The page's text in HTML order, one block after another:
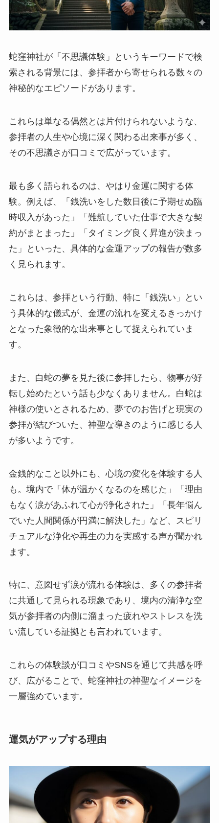
蛇窪神社が「不思議体験」というキーワードで検
索される背景には、参拝者から寄せられる数々の
神秘的なエピソードがあります。
これらは単なる偶然とは片付けられないような、
参拝者の人生や心境に深く関わる出来事が多く、
その不思議さが口コミで広がっています。
最も多く語られるのは、やはり金運に関する体
験。例えば、「銭洗いをした数日後に予期せぬ臨
時収入があった」「難航していた仕事で大きな契
約がまとまった」「タイミング良く昇進が決まっ
た」といった、具体的な金運アップの報告が数多
く見られます。
これらは、参拝という行動、特に「銭洗い」とい
う具体的な儀式が、金運の流れを変えるきっかけ
となった象徴的な出来事として捉えられていま
す。
また、白蛇の夢を見た後に参拝したら、物事が好
転し始めたという話も少なくありません。白蛇は
神様の使いとされるため、夢でのお告げと現実の
参拝が結びついた、神聖な導きのように感じる人
が多いようです。
金銭的なこと以外にも、心境の変化を体験する人
も。境内で「体が温かくなるのを感じた」「理由
もなく涙があふれて心が浄化された」「長年悩ん
でいた人間関係が円満に解決した」など、スピリ
チュアルな浄化や再生の力を実感する声が聞かれ
ます。
特に、意図せず涙が流れる体験は、多くの参拝者
に共通して見られる現象であり、境内の清浄な空
気が参拝者の内側に溜まった疲れやストレスを洗
い流している証拠とも言われています。
これらの体験談が口コミやSNSを通じて共感を呼
び、広がることで、蛇窪神社の神聖なイメージを
一層強めています。
運気がアップする理由